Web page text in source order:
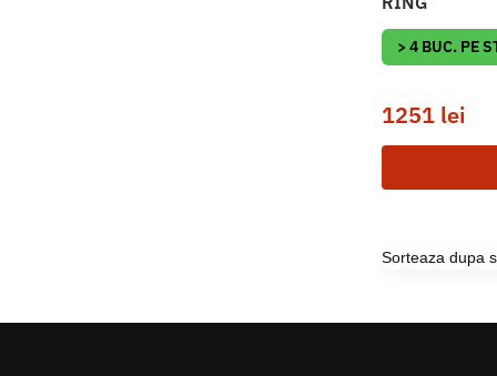
> 4 BUC. PE
1251 lei